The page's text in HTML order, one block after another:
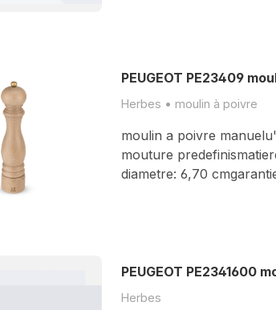
PEUGEOT PE23409
Herbes • moulin à poivre
moulin a poivre
mouture
diametre: 6,70
PEUGEOT PE2341600
Herbes